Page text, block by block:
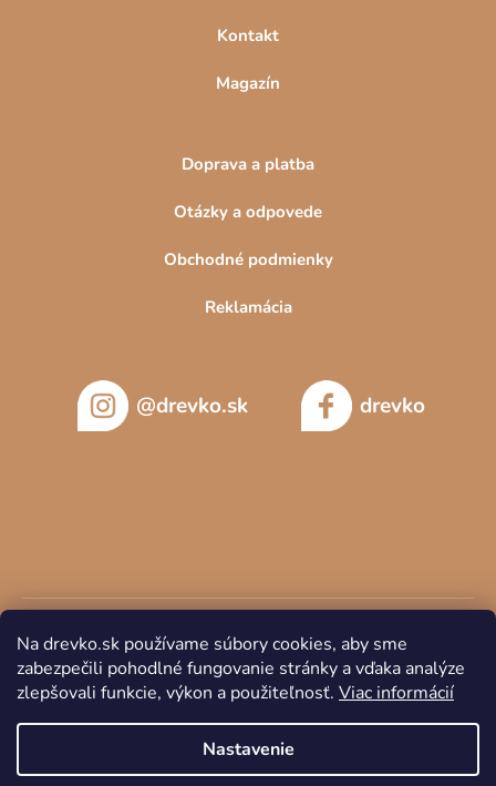
Na drevko.sk používame súbory cookies, aby sme
zabezpečili pohodlné fungovanie stránky a vďaka analýze
zlepšovali funkcie, výkon a použiteľnosť. Viac informácií
Nastavenie
Kontakt
Magazín
Doprava a platba
Otázky a odpovede
Obchodné podmienky
Reklamácia
@drevko.sk drevko